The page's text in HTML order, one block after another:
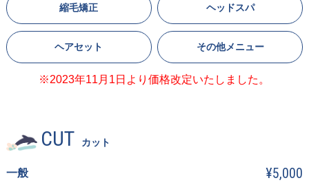
縮毛矯正 ヘッドスパ
ヘアセット その他メニュー
※2023年11月1日より価格改定いたしました。
CUT カット
一般 ¥5,000